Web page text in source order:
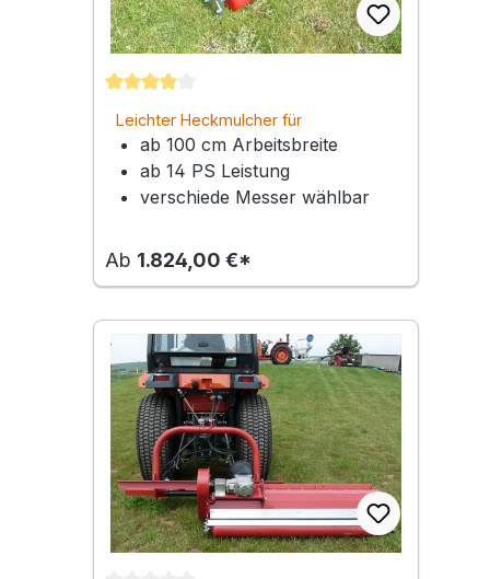
Durchschnittliche Bewertung von 4 von 5
Leichter Heckmulcher für
Kompakttraktoren | Arbeitsbreite 100 –
160 cm
ab 100 cm Arbeitsbreite
ab 14 PS Leistung
verschiede Messer wählbar
Ab 1.824,00 €*